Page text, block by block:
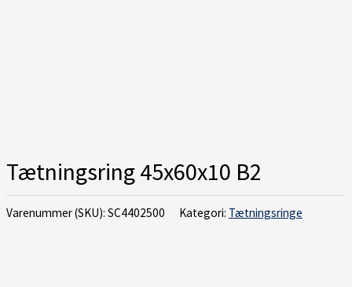
Tætningsring 45x60x10 B2
Varenummer (SKU): SC4402500 Kategori: Tætningsringe